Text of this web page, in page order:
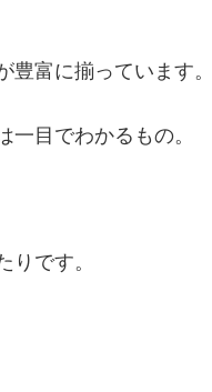
富に揃っています。
目でわかるもの。
です。